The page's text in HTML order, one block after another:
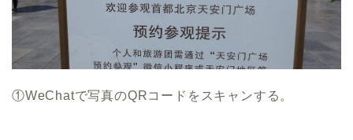
①WeChatで写真のQRコードをスキャンする。